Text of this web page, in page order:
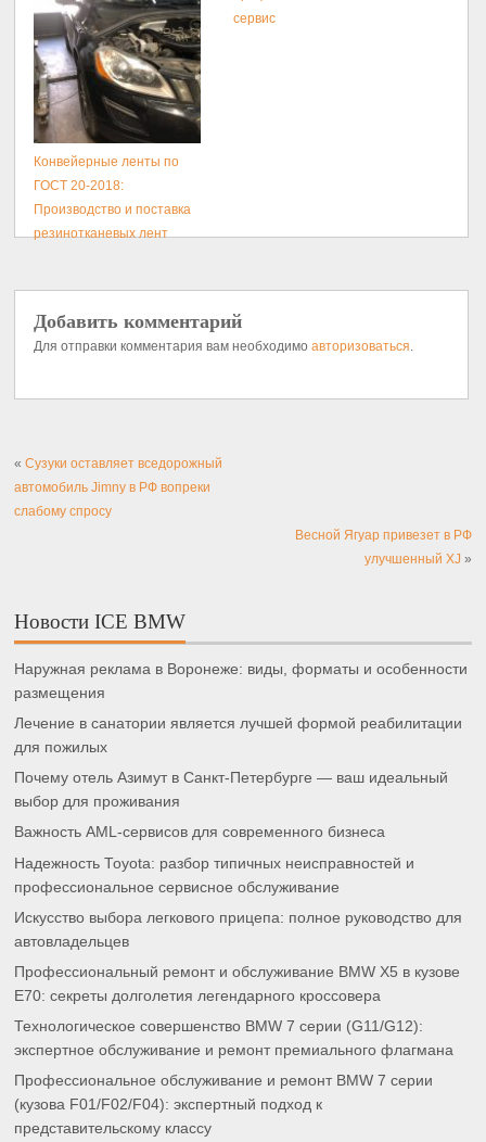
сервис
Конвейерные ленты по
ГОСТ 20-2018:
Производство и поставка
резинотканевых лент
Добавить комментарий
Для отправки комментария вам необходимоавторизоваться.
«Сузуки оставляет вседорожный
автомобиль Jimny в РФ вопреки
слабому спросу
Весной Ягуар привезет в РФ
улучшенный XJ »
Новости ICE BMW
Наружная реклама в Воронеже: виды, форматы и особенности
размещения
Лечение в санатории является лучшей формой реабилитации
для пожилых
Почему отель Азимут в Санкт-Петербурге — ваш идеальный
выбор для проживания
Важность AML-сервисов для современного бизнеса
Надежность Toyota: разбор типичных неисправностей и
профессиональное сервисное обслуживание
Искусство выбора легкового прицепа: полное руководство для
автовладельцев
Профессиональный ремонт и обслуживание BMW X5 в кузове
E70: секреты долголетия легендарного кроссовера
Технологическое совершенство BMW 7 серии (G11/G12):
экспертное обслуживание и ремонт премиального флагмана
Профессиональное обслуживание и ремонт BMW 7 серии
(кузова F01/F02/F04): экспертный подход к
представительскому классу